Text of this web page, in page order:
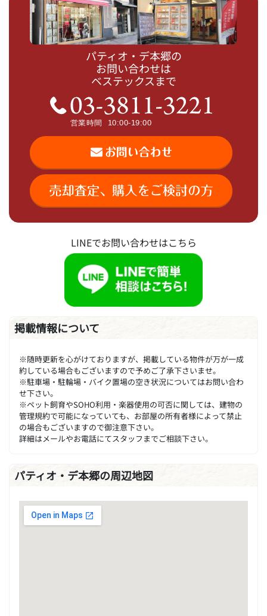
パティオ・デ本郷の
お問い合わせは
ベステックスまで
LINEでお問い合わせはこちら
掲載情報について
※随時更新を心がけておりますが、掲載している物件が万が一成
約している場合もございますので予めご了承下さいませ。
※駐車場・駐輪場・バイク置場の空き状況についてはお問い合わ
せ下さい。
※ペット飼育やSOHO利用・楽器使用の可否に関しては、建物の
管理規約で可能になっていても、お部屋の所有者様によって禁止
の場合もございますので御注意下さい。
詳細はメールやお電話にてスタッフまでご相談下さい。
パティオ・デ本郷の周辺地図